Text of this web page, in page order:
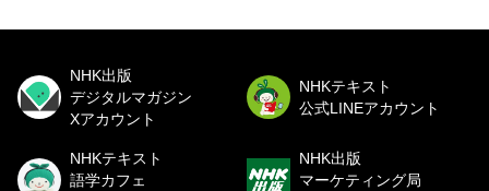
NHK出版
デジタルマガジン
Xアカウント
NHKテキスト
公式LINEアカウント
NHKテキスト
語学カフェ
NHK出版
マーケティング局